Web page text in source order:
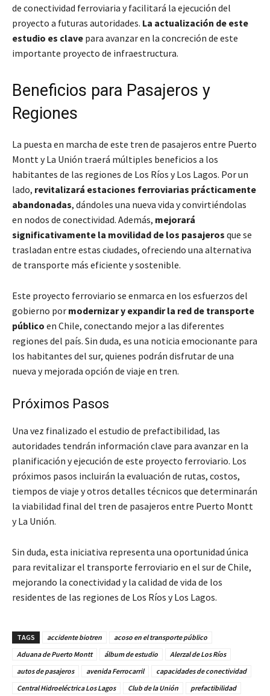
de conectividad ferroviaria y facilitará la ejecución del
proyecto a futuras autoridades. La actualización de este
estudio es clave para avanzar en la concreción de este
importante proyecto de infraestructura.
Beneficios para Pasajeros y
Regiones
La puesta en marcha de este tren de pasajeros entre Puerto
Montt y La Unión traerá múltiples beneficios a los
habitantes de las regiones de Los Ríos y Los Lagos. Por un
lado, revitalizará estaciones ferroviarias prácticamente
abandonadas, dándoles una nueva vida y convirtiéndolas
en nodos de conectividad. Además, mejorará
significativamente la movilidad de los pasajeros que se
trasladan entre estas ciudades, ofreciendo una alternativa
de transporte más eficiente y sostenible.
Este proyecto ferroviario se enmarca en los esfuerzos del
gobierno por modernizar y expandir la red de transporte
público en Chile, conectando mejor a las diferentes
regiones del país. Sin duda, es una noticia emocionante para
los habitantes del sur, quienes podrán disfrutar de una
nueva y mejorada opción de viaje en tren.
Próximos Pasos
Una vez finalizado el estudio de prefactibilidad, las
autoridades tendrán información clave para avanzar en la
planificación y ejecución de este proyecto ferroviario. Los
próximos pasos incluirán la evaluación de rutas, costos,
tiempos de viaje y otros detalles técnicos que determinarán
la viabilidad final del tren de pasajeros entre Puerto Montt
y La Unión.
Sin duda, esta iniciativa representa una oportunidad única
para revitalizar el transporte ferroviario en el sur de Chile,
mejorando la conectividad y la calidad de vida de los
residentes de las regiones de Los Ríos y Los Lagos.
TAGS accidente biotren
acoso en el transporte público
Aduana de Puerto Montt
álbum de estudio
Alerzal de Los Ríos
autos de pasajeros
avenida Ferrocarril
capacidades de conectividad
Central Hidroeléctrica Los Lagos
Club de la Unión prefactibilidad